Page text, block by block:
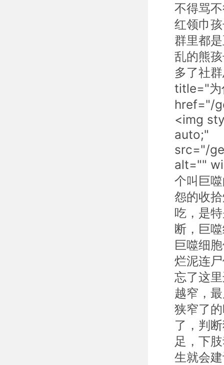
不得骂
红领巾
群里都
乱的熊
多了社
title="为
href="/
<img
auto;"
src="/
alt=""
个叫巨
怨的收
吃，是
断，巨
巨噬细
烂泥连
忘了这
越窄，
狭窄了
了，判
足，下
生就会